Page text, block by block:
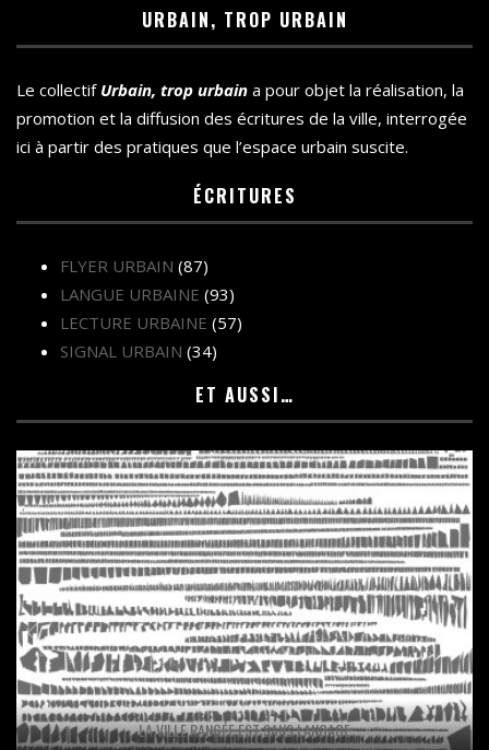
URBAIN, TROP URBAIN
Le collectif Urbain, trop urbain a pour objet la réalisation, la
promotion et la diffusion des écritures de la ville, interrogée
ici à partir des pratiques que l’espace urbain suscite.
ÉCRITURES
FLYER URBAIN (87)
LANGUE URBAINE (93)
LECTURE URBAINE (57)
SIGNAL URBAIN (34)
ET AUSSI…
LA VILLE RANGÉE EST SANS LANGAGE